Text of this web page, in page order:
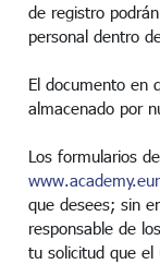
de registro
personal dentro
El documento en
almacenado por
Los formularios
que desees; sin
responsable de
tu solicitud que el